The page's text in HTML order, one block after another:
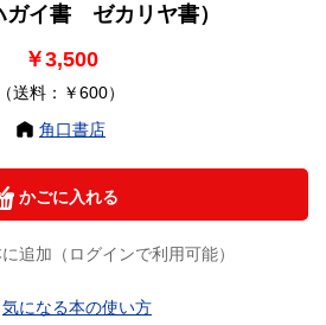
イ書 ゼカリヤ書）
￥3,500
（送料：￥600）
角口書店
かごに入れる
追加（ログインで利用可能）
気になる本の使い方